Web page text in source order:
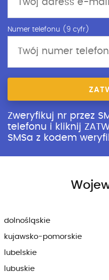
Numer telefonu (9 cyfr)
Zweryfikuj nr przez
telefonu i kliknij
SMSa z kodem
dolnośląskie
kujawsko-pomorskie
lubelskie
lubuskie